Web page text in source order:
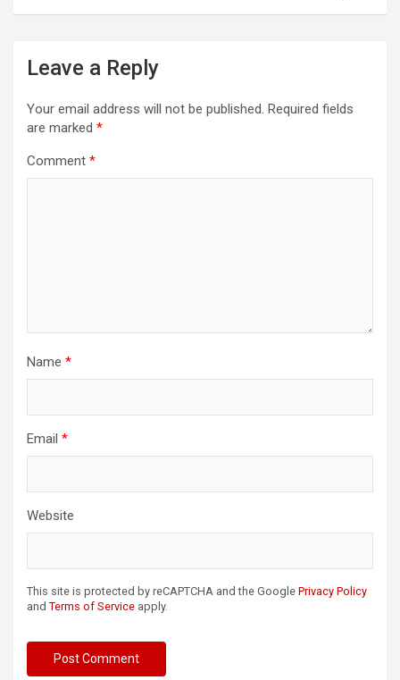
Leave a Reply
Your email address will not be published. Required fields
are marked *
Comment *
Name *
Email *
Website
This site is protected by reCAPTCHA and the Google Privacy Policy
and Terms of Service apply.